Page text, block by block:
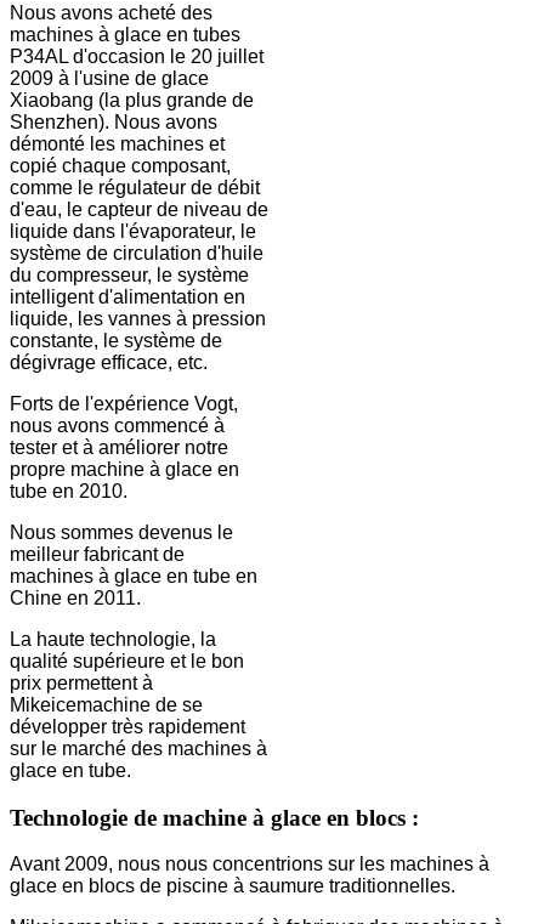
Nous avons acheté des
machines à glace en tubes
P34AL d'occasion le 20 juillet
2009 à l'usine de glace
Xiaobang (la plus grande de
Shenzhen). Nous avons
démonté les machines et
copié chaque composant,
comme le régulateur de débit
d'eau, le capteur de niveau de
liquide dans l'évaporateur, le
système de circulation d'huile
du compresseur, le système
intelligent d'alimentation en
liquide, les vannes à pression
constante, le système de
dégivrage efficace, etc.
Forts de l'expérience Vogt,
nous avons commencé à
tester et à améliorer notre
propre machine à glace en
tube en 2010.
Nous sommes devenus le
meilleur fabricant de
machines à glace en tube en
Chine en 2011.
La haute technologie, la
qualité supérieure et le bon
prix permettent à
Mikeicemachine de se
développer très rapidement
sur le marché des machines à
glace en tube.
Technologie de machine à glace en blocs :
Avant 2009, nous nous concentrions sur les machines à
glace en blocs de piscine à saumure traditionnelles.